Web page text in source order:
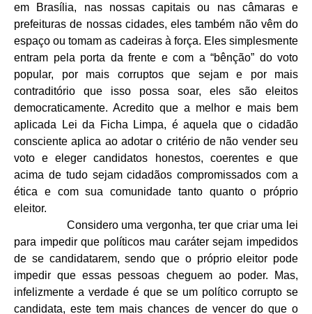
em Brasília, nas nossas capitais ou nas câmaras e
prefeituras de nossas cidades, eles também não vêm do
espaço ou tomam as cadeiras à força. Eles simplesmente
entram pela porta da frente e com a “bênção” do voto
popular, por mais corruptos que sejam e por mais
contraditório que isso possa soar, eles são eleitos
democraticamente. Acredito que a melhor e mais bem
aplicada Lei da Ficha Limpa, é aquela que o cidadão
consciente aplica ao adotar o critério de não vender seu
voto e eleger candidatos honestos, coerentes e que
acima de tudo sejam cidadãos compromissados com a
ética e com sua comunidade tanto quanto o próprio
eleitor.
Considero uma vergonha, ter que criar uma lei
para impedir que políticos mau caráter sejam impedidos
de se candidatarem, sendo que o próprio eleitor pode
impedir que essas pessoas cheguem ao poder. Mas,
infelizmente a verdade é que se um político corrupto se
candidata, este tem mais chances de vencer do que o